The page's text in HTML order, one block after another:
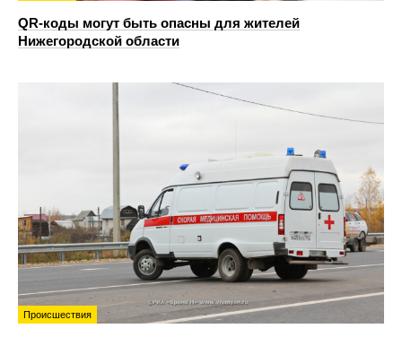
QR-коды могут быть опасны для жителей
Нижегородской области
Происшествия